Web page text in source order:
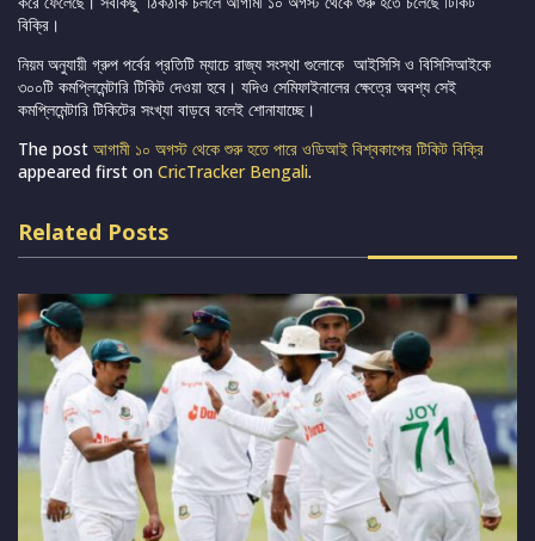
বিক্রি।
নিয়ম অনুযায়ী গ্রুপ পর্বের প্রতিটি ম্যাচে রাজ্য সংস্থা গুলোকে আইসিসি ও বিসিসিআইকে
৩০০টি কমপ্লিমেন্টারি টিকিট দেওয়া হবে। যদিও সেমিফাইনালের ক্ষেত্রে অবশ্য সেই
কমপ্লিমেন্টারি টিকিটের সংখ্যা বাড়বে বলেই শোনাযাচ্ছে।
The post আগামী ১০ অগস্ট থেকে শুরু হতে পারে ওডিআই বিশ্বকাপের টিকিট বিক্রি
appeared first on CricTracker Bengali.
Related Posts